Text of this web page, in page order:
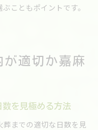
こともポイントです。
が適切か嘉麻
を見極める方法
までの適切な日数を見